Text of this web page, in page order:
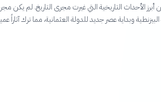
فتح القسطنطينية في عام 1453 من أبرز الأحداث التاريخية التي غيرت مجرى التاريخ. لم
وبداية عصر جديد للدولة العثمانية، مما ترك آثاراً